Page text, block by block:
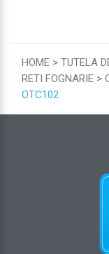
HOME TUTELA
RETI FOGNARIE
OTC102